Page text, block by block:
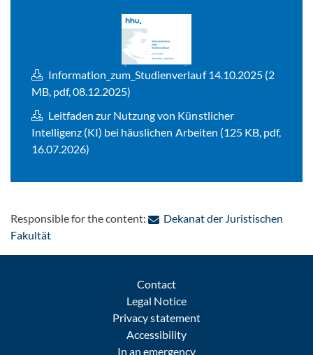
Information_zum_Studienverlauf 14.10.2025 (2
MB, pdf, 08.12.2025)
Leitfaden zur Nutzung von Künstlicher
Intelligenz (KI) bei häuslichen Arbeiten (125 KB, pdf,
16.07.2026)
Responsible for the content:
Dekanat der Juristischen
Fakultät: Contact by e-mail
Contact
Legal Notice
Privacy statement
Accessibility
In an emergency